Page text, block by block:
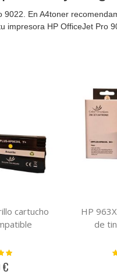
En A4toner
impresora HP OfficeJet Pro
cartucho
€
HP
de